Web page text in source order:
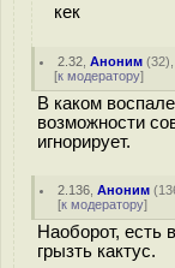
кек
2.32 ,Аноним (32
[к модератору]
В каком
возможности
игнорирует.
2.136 ,Аноним (
[к модератору]
Наоборот, есть
грызть кактус.